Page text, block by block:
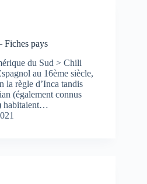
Fiches pays
du Sud > Chili
au 16ème siècle,
la règle d’Inca tandis
(également connus
habitaient…